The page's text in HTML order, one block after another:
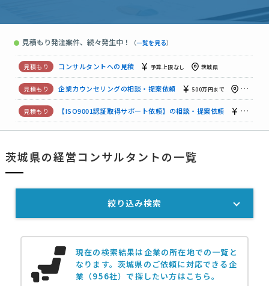
● 見積もり発注案件、続々発生中！ （一覧を見る）
茨城
カフェ開業支援｜融資・店舗準備・経営相談 月2万円まで
コンサルタントへの見積 予算上限なし 茨城県
企業カウンセリングの相談・提案依頼 500万円まで 茨城県
【ISO9001認証取得サポート依頼】の相談・提案依頼 相談して
補助金申請・支援の相談
茨城県の経営コンサルタントの一覧
現在の検索結果は企業の所在地での一覧と
なります。茨城県のご依頼に対応できる企
業（956社）で探したい方はこちら。
絞り込み検索